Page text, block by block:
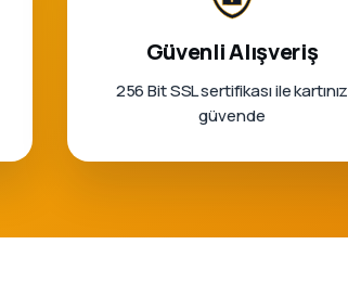
Güvenli Alışveriş
256 Bit SSL sertifikası ile kartınız
güvende